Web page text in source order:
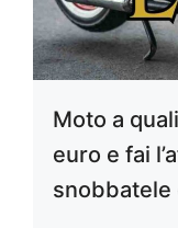
Moto a
euro e fai
snobbatele